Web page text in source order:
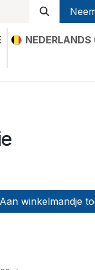
NEDERLANDS
Aan winkelmandje